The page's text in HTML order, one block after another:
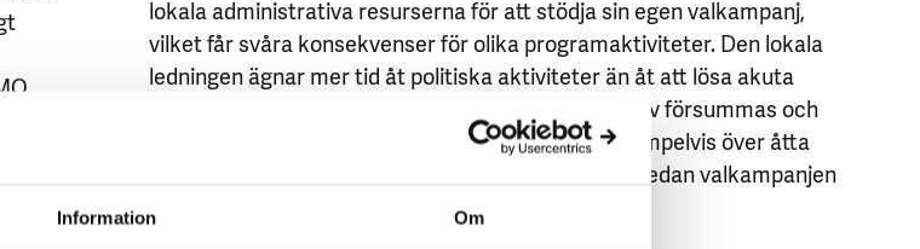
Information Om
lokala administrativa resurserna för att stödja sin egen valkampanj,
vilket får svåra konsekvenser för olika programaktiviteter. Den lokala
ledningen ägnar mer tid åt politiska aktiviteter än åt att lösa akuta
samhällsproblem, vilket resulterar i att viktiga behov försummas och
ignoreras. I distrikten Sofala och Zambézia har exempelvis över åtta
kravbrev från lokalsamhällen förblivit obesvarade sedan valkampanjen